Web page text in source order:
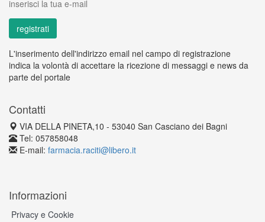
inserisci la tua e-mail
L'inserimento dell'indirizzo email nel campo di registrazione
indica la volontà di accettare la ricezione di messaggi e news da
parte del portale
Contatti
VIA DELLA PINETA,10 - 53040 San Casciano dei Bagni
Tel: 057858048
E-mail: farmacia.raciti@libero.it
Informazioni
Privacy e Cookie